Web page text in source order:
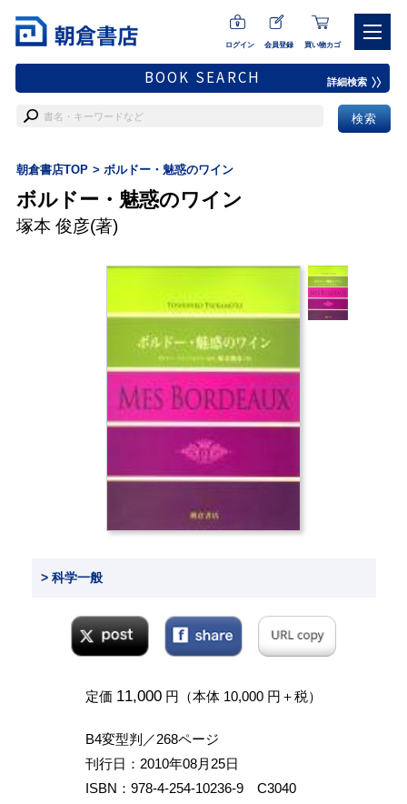
ログイン 会員登録 買い物カゴ
BOOK SEARCH 詳細検索
朝倉書店TOP ボルドー・魅惑のワイン
ボルドー・魅惑のワイン
塚本 俊彦(著)
> 科学一般
定価 11,000 円（本体 10,000 円＋税）
B4変型判／268ページ
刊行日：2010年08月25日
ISBN：978-4-254-10236-9 C3040